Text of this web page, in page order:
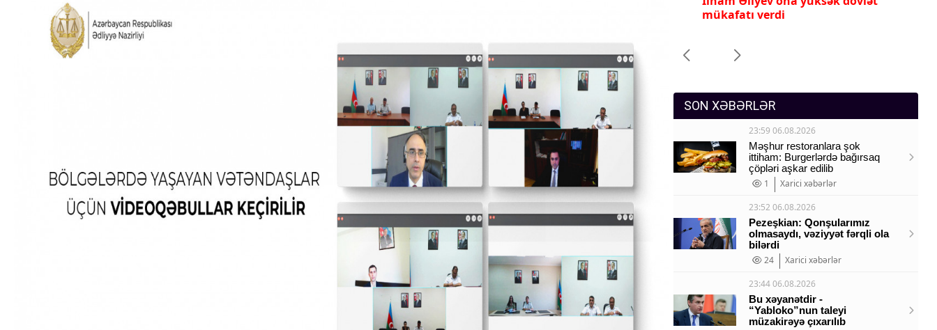
Texnologiya
Geosiyasi
İqtisadi
Sosioloji
Elm və təhsil
Mədəniyyət
mükafatı verdi
SON XƏBƏRLƏR
23:59 06.08.2026
Məşhur restoranlara şok
ittiham: Burgerlərdə bağırsaq
çöpləri aşkar edilib
1
Xarici xəbərlər
23:52 06.08.2026
Pezeşkian: Qonşularımız
olmasaydı, vəziyyət fərqli ola
bilərdi
24
Xarici xəbərlər
23:44 06.08.2026
Bu xəyanətdir -
“Yabloko”nun taleyi
müzakirəyə çıxarılıb